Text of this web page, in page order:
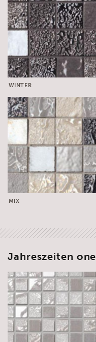
WINTER
MIX
Jahreszeiten one